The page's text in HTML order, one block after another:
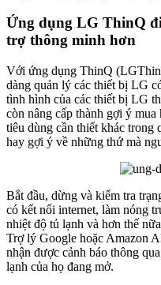
Ứng dụng LG ThinQ
trợ thông minh hơn
Với ứng dụng ThinQ
dàng quản lý các thiết bị LG
tình hình của các thiết bị LG
còn nâng cấp thành gợi ý
tiêu dùng cần thiết khác trong
hay gợi ý về những thứ mà
Bắt đầu, dừng và kiểm tra
có kết nối internet, làm nóng
nhiệt độ tủ lạnh và hơn thế
Trợ lý Google hoặc Amazon
nhận được cảnh báo thông
lạnh của họ đang mở.